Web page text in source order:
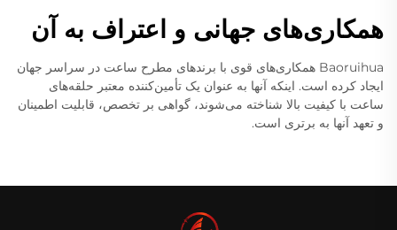
همکاری‌های جهانی و اعتراف به آن
Baoruihua همکاری‌های قوی با برندهای مطرح ساعت در سراسر جهان
ایجاد کرده است. اینکه آنها به عنوان یک تأمین‌کننده معتبر حلقه‌های
ساعت با کیفیت بالا شناخته می‌شوند، گواهی بر تخصص، قابلیت اطمینان
و تعهد آنها به برتری است.